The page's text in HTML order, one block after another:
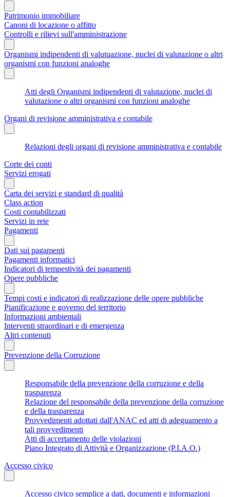
Patrimonio immobiliare
Canoni di locazione o affitto
Controlli e rilievi sull'amministrazione
Organismi indipendenti di valutuazione, nuclei di valutazione o altri
organismi con funzioni analoghe
Atti degli Organismi indipendenti di valutazione, nuclei di
valutazione o altri organismi con funzioni analoghe
Organi di revisione amministrativa e contabile
Relazioni degli organi di revisione amministrativa e contabile
Corte dei conti
Servizi erogati
Carta dei servizi e standard di qualità
Class action
Costi contabilizzati
Servizi in rete
Pagamenti
Dati sui pagamenti
Pagamenti informatici
Indicatori di tempestività dei pagamenti
Opere pubbliche
Tempi costi e indicatori di realizzazione delle opere pubbliche
Pianificazione e governo del territorio
Informazioni ambientali
Interventi straordinari e di emergenza
Altri contenuti
Prevenzione della Corruzione
Responsabile della prevenzione della corruzione e della
trasparenza
Relazione del responsabile della prevenzione della corruzione
e della trasparenza
Provvedimenti adottati dall'ANAC ed atti di adeguamento a
tali provvedimenti
Atti di accertamento delle violazioni
Piano Integrato di Attività e Organizzazione (P.I.A.O.)
Accesso civico
Accesso civico semplice a dati, documenti e informazioni